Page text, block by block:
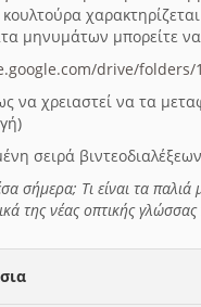
μηνυμάτων μπορείτε
drive/folders/
να χρειαστεί να τα
σειρά
σήμερα; Τι είναι τα
της νέας οπτικής